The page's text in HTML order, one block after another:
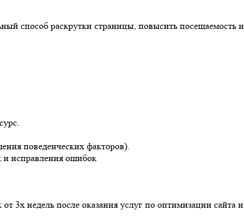
способ раскрутки страницы, повысить посещаемость
поведенческих факторов).
и исправления ошибок
3х недель после оказания услуг по оптимизации сайта